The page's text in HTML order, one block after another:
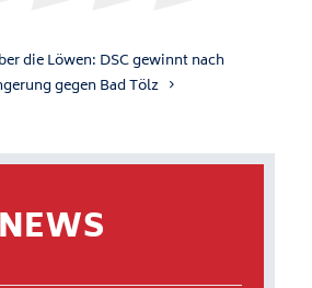
die Löwen: DSC gewinnt nach
gegen Bad Tölz